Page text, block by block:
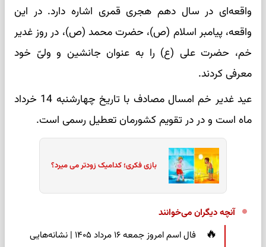
واقعه‌ای در سال دهم هجری قمری اشاره دارد. در این
واقعه، پیامبر اسلام (ص)، حضرت محمد (ص)، در روز غدیر
خم، حضرت علی (ع) را به عنوان جانشین و ولیّ خود
معرفی کردند.
عید غدیر خم امسال مصادف با تاریخ چهارشنبه 14 خرداد
ماه است و در در تقویم کشورمان تعطیل رسمی است.
بازی فکری؛ کدامیک زودتر می میرد؟
آنچه دیگران می‌خوانند
فال اسم امروز جمعه ۱۶ مرداد ۱۴۰۵ | نشانه‌هایی